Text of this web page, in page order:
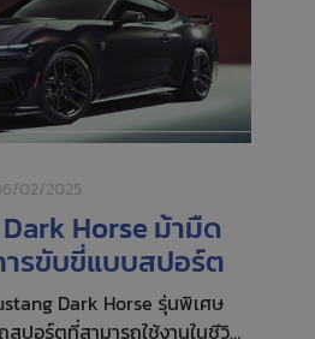
02/2025
Horse ม้ามืด
รขับขี่แบบสปอร์ต
Dark Horse รุ่นพิเศษ
ปอร์ตที่สามารถใช้งานในชีวิต